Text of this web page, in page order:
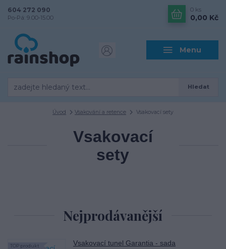
Menu
Hledat
604 272 090
Po-Pá: 9.00-15.00
0 ks
0,00 Kč
Úvod Vsakování a retence Vsakovací sety
Vsakovací
sety
Nejprodávanější
Vsakovací tunel Garantia - sada
TOP produkt